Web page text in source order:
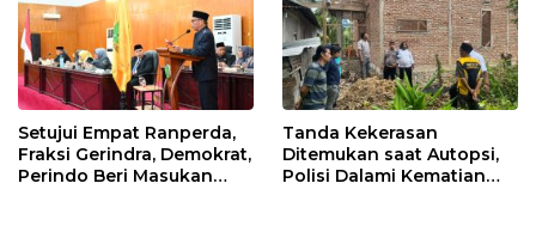
Setujui Empat Ranperda,
Fraksi Gerindra, Demokrat,
Perindo Beri Masukan
Tanda Kekerasan
Ditemukan saat Autopsi,
Polisi Dalami Kematian